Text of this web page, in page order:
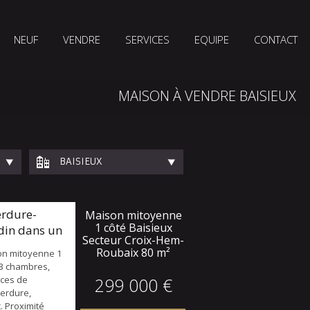
NEUF VENDRE SERVICES EQUIPE CONTACT
MAISON À VENDRE BAISIEUX
BAISIEUX
dans un
mitoyenne 1
chambres,
de
Proximité
Maison mitoyenne
1 côté Baisieux
Secteur Croix-Hem-
Roubaix80 m²
299 000 €